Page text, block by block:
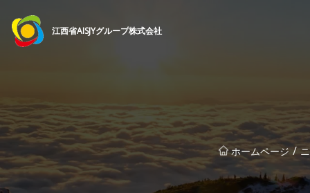
江西省AISJYグループ株式会社
ホームページ /